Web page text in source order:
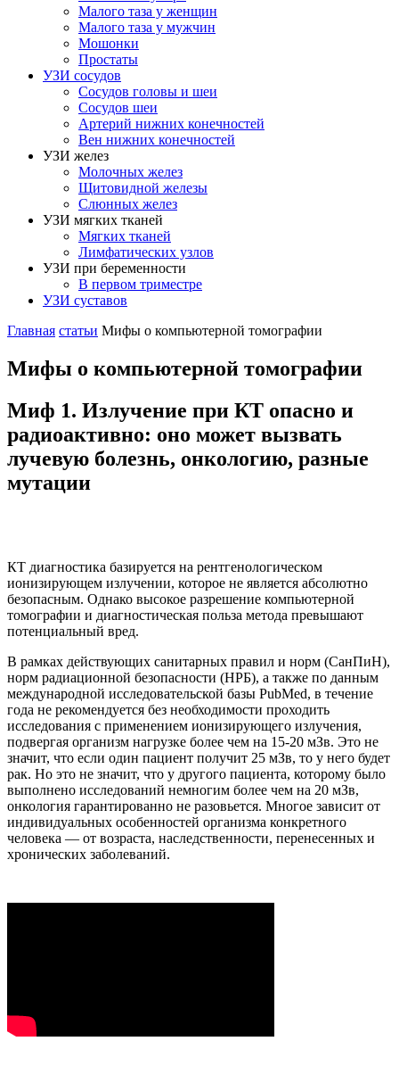
Малого таза у женщин
Малого таза у мужчин
Мошонки
Простаты
УЗИ сосудов
Сосудов головы и шеи
Сосудов шеи
Артерий нижних конечностей
Вен нижних конечностей
УЗИ желез
Молочных желез
Щитовидной железы
Слюнных желез
УЗИ мягких тканей
Мягких тканей
Лимфатических узлов
УЗИ при беременности
В первом триместре
УЗИ суставов
Главная статьи Мифы о компьютерной томографии
Мифы о компьютерной томографии
Миф 1. Излучение при КТ опасно и
радиоактивно: оно может вызвать
лучевую болезнь, онкологию, разные
мутации
КТ диагностика базируется на рентгенологическом
ионизирующем излучении, которое не является абсолютно
безопасным. Однако высокое разрешение компьютерной
томографии и диагностическая польза метода превышают
потенциальный вред.
В рамках действующих санитарных правил и норм (СанПиН),
норм радиационной безопасности (НРБ), а также по данным
международной исследовательской базы PubMed, в течение
года не рекомендуется без необходимости проходить
исследования с применением ионизирующего излучения,
подвергая организм нагрузке более чем на 15-20 мЗв. Это не
значит, что если один пациент получит 25 мЗв, то у него будет
рак. Но это не значит, что у другого пациента, которому было
выполнено исследований немногим более чем на 20 мЗв,
онкология гарантированно не разовьется. Многое зависит от
индивидуальных особенностей организма конкретного
человека — от возраста, наследственности, перенесенных и
хронических заболеваний.